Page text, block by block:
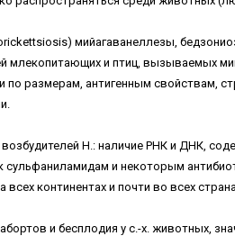
мийагаванеллезы,
млекопитающих и птиц, вызываемых
размерам, антигенным свойствам,
Н.: наличие РНК и ДНК,
сульфаниламидам и некоторым
всех континентах и почти во всех
и бесплодия у с.-х. животных,